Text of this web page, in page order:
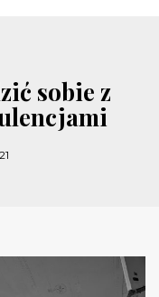
sobie z